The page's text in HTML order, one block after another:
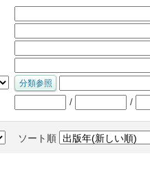
/ /
ソート順